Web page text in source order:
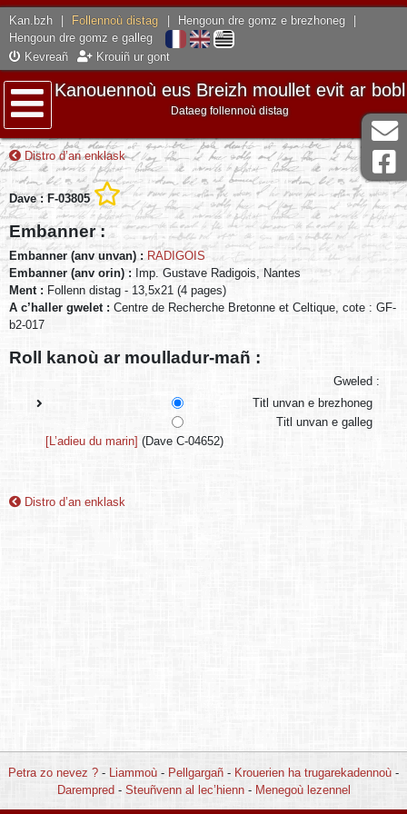
Kan.bzh Follennoù distag Hengoun dre gomz e brezhoneg
Hengoun dre gomz e galleg
Kevreañ
Krouiñ ur gont
Lañser
Kanouennoù eus Breizh moullet evit ar bobl
Dataeg follennoù distag
Distro d’an enklask
Dave : F-03805
Embanner :
Embanner (anv unvan) : RADIGOIS
Embanner (anv orin) : Imp. Gustave Radigois, Nantes
Ment : Follenn distag - 13,5x21 (4 pages)
A c’haller gwelet : Centre de Recherche Bretonne et Celtique, cote : GF-
b2-017
Roll kanoù ar moulladur-mañ :
Gweled :
Titl unvan e brezhoneg
Titl unvan e galleg
[L’adieu du marin] (Dave C-04652)
Distro d’an enklask
Petra zo nevez ? - Liammoù - Pellgargañ - Krouerien ha trugarekadennoù -
Darempred- Steuñvenn al lec’hienn- Menegoù lezennel